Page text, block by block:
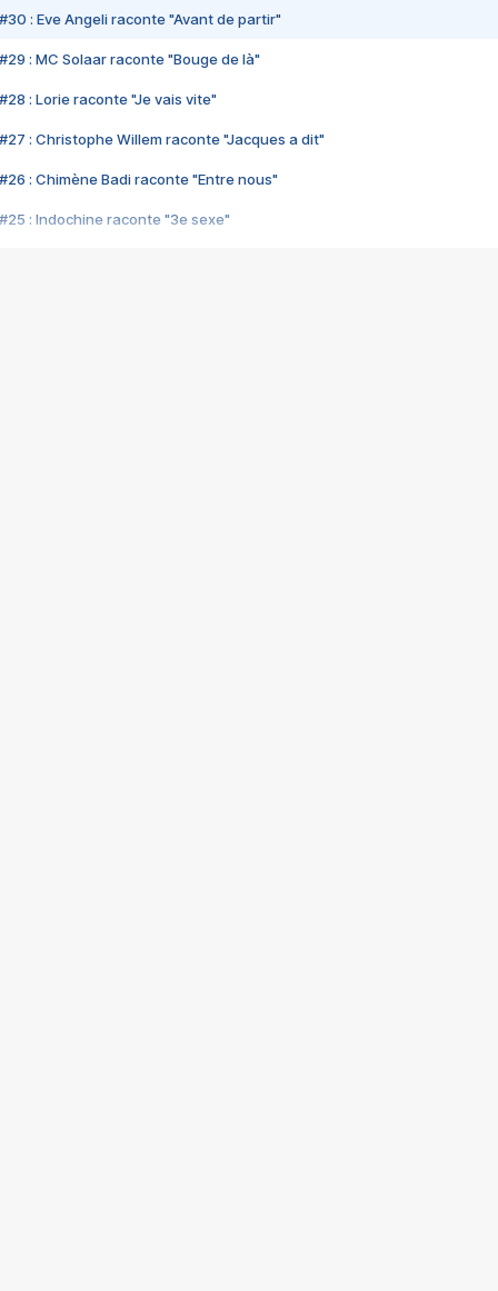
#30 : Eve Angeli raconte "Avant de partir"
#29 : MC Solaar raconte "Bouge de là"
#28 : Lorie raconte "Je vais vite"
#27 : Christophe Willem raconte "Jacques a dit"
#26 : Chimène Badi raconte "Entre nous"
#25 : Indochine raconte "3e sexe"